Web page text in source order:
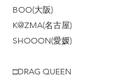
BOO(大阪)
K@ZMA(名古屋)
SHOOON(愛媛)
□DRAG QUEEN